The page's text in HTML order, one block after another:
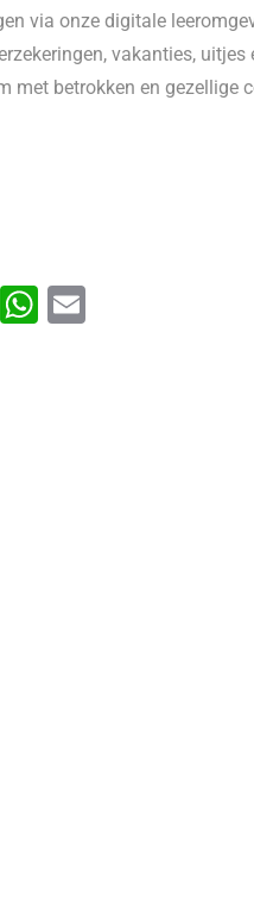
via onze digitale
vakanties, uitjes
met betrokken en gezellige
T
W